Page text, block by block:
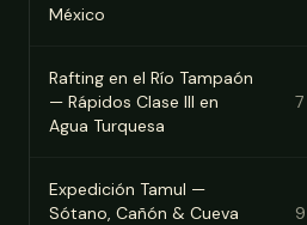
México
Rafting en el Río Tampaón
— Rápidos Clase III en
Agua Turquesa
7
Expedición Tamul —
Sótano, Cañón & Cueva
9